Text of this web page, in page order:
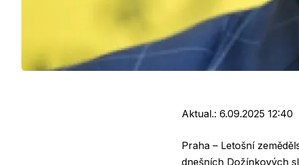
Aktual.: 6.09.2025 12:40
Praha – Letošní
dnešních Dožínkových